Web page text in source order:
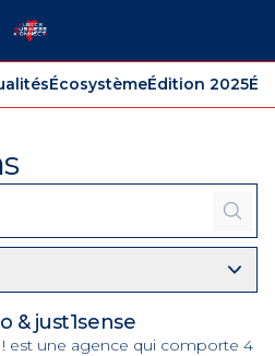
ÉcosystèmeÉdition 2025
& just1sense
! est une agence qui comporte 4